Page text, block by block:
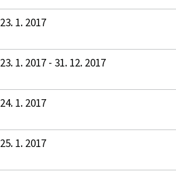
23. 1. 2017
23. 1. 2017 - 31. 12. 2017
24. 1. 2017
25. 1. 2017